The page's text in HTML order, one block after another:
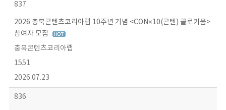
837
2026 충북콘텐츠코리아랩 10주년 기념 <CON×10(콘텐) 콜로키움>
참여자 모집
충북콘텐츠코리아랩
1551
2026.07.23
836